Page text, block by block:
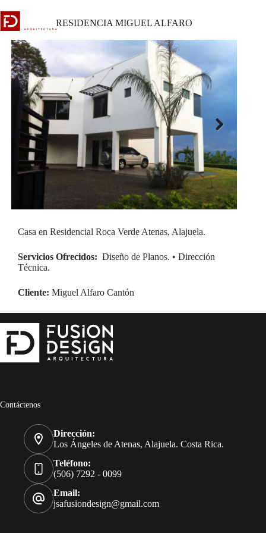
to
content
RESIDENCIA MIGUEL ALFARO
Casa en Residencial Roca Verde Atenas, Alajuela.
Servicios Ofrecidos: Diseño de Planos. • Dirección
Técnica.
Cliente: Miguel Alfaro Cantón
Contáctenos
Dirección:
Los Ángeles de Atenas, Alajuela. Costa Rica.
Teléfono:
(506) 7292 - 0099
Email:
jsafusiondesign@gmail.com